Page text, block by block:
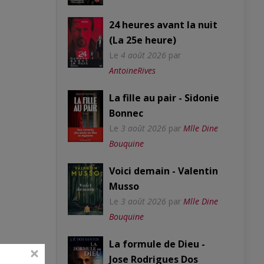
24 heures avant la nuit
(La 25e heure)
Le 4 août 2026 par
AntoineRives
La fille au pair - Sidonie
Bonnec
Le 3 août 2026 par Mlle Dine
Bouquine
Voici demain - Valentin
Musso
Le 3 août 2026 par Mlle Dine
Bouquine
La formule de Dieu -
Jose Rodrigues Dos